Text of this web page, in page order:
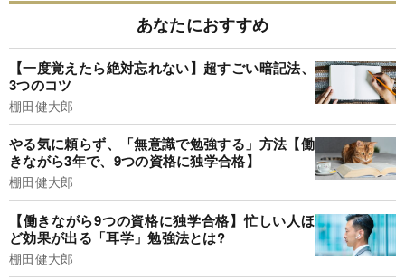
あなたにおすすめ
【一度覚えたら絶対忘れない】超すごい暗記法、
3つのコツ
棚田健大郎
やる気に頼らず、「無意識で勉強する」方法【働
きながら3年で、9つの資格に独学合格】
棚田健大郎
【働きながら9つの資格に独学合格】忙しい人ほ
ど効果が出る「耳学」勉強法とは?
棚田健大郎